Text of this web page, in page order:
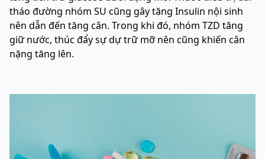
tháo đường nhóm SU cũng gây tăng Insulin nội sinh
nên dẫn đến tăng cân. Trong khi đó, nhóm TZD tăng
giữ nước, thúc đẩy sự dự trữ mỡ nên cũng khiến cân
nặng tăng lên.